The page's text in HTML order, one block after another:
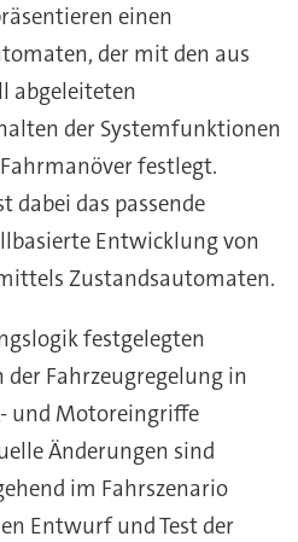
einen
der mit den aus
abgeleiteten
der Systemfunktionen
festlegt.
dabei das passende
Entwicklung von
Zustandsautomaten.
festgelegten
Fahrzeugregelung in
und Motoreingriffe
Änderungen sind
im Fahrszenario
Entwurf und Test der